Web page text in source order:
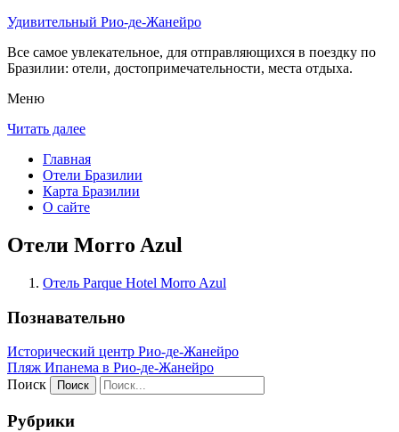
Удивительный Рио-де-Жанейро
Все самое увлекательное, для отправляющихся в поездку по
Бразилии: отели, достопримечательности, места отдыха.
Меню
Читать далее
Главная
Отели Бразилии
Карта Бразилии
О сайте
Отели Morro Azul
Отель Parque Hotel Morro Azul
Познавательно
Исторический центр Рио-де-Жанейро
Пляж Ипанема в Рио-де-Жанейро
Поиск
Рубрики